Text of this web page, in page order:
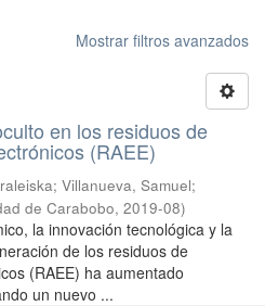
Mostrar filtros avanzados
en los residuos de
(RAEE)
; Villanueva, Samuel;
de Carabobo, 2019-08)
la innovación tecnológica y la
de los residuos de
(RAEE) ha aumentado
un nuevo ...